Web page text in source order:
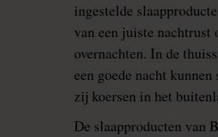
ingestelde
van een juiste
overnachten. In de
een goede nacht
zij koersen in het
De slaapproducten van